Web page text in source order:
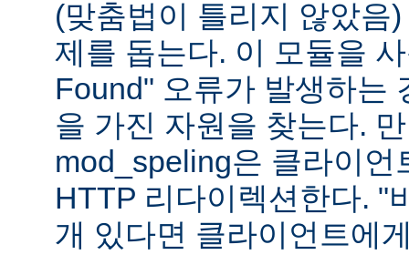
(맞춤법이 틀리지 않았음
제를 돕는다. 이 모듈을
Found" 오류가 발생하는
을 가진 자원을 찾는다.
mod_speling은 클라이언
HTTP 리다이렉션한다. "
개 있다면 클라이언트에